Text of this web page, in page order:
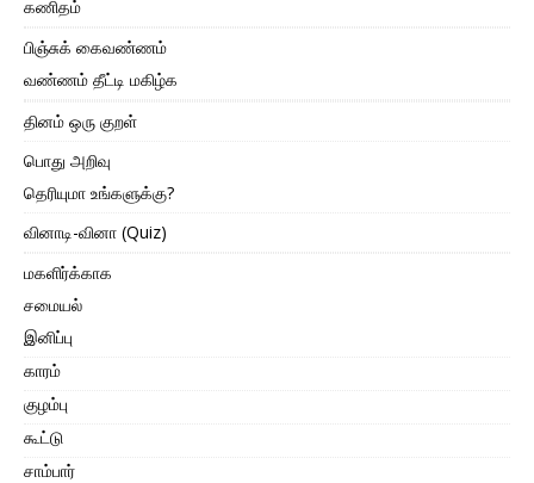
கணிதம்
பிஞ்சுக் கைவண்ணம்
வண்ணம் தீட்டி மகிழ்க
தினம் ஒரு குறள்
பொது அறிவு
தெரியுமா உங்களுக்கு?
வினாடி-வினா (Quiz)
மகளிர்க்காக
சமையல்
இனிப்பு
காரம்
குழம்பு
கூட்டு
சாம்பார்